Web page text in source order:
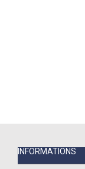
INFORMATIONS